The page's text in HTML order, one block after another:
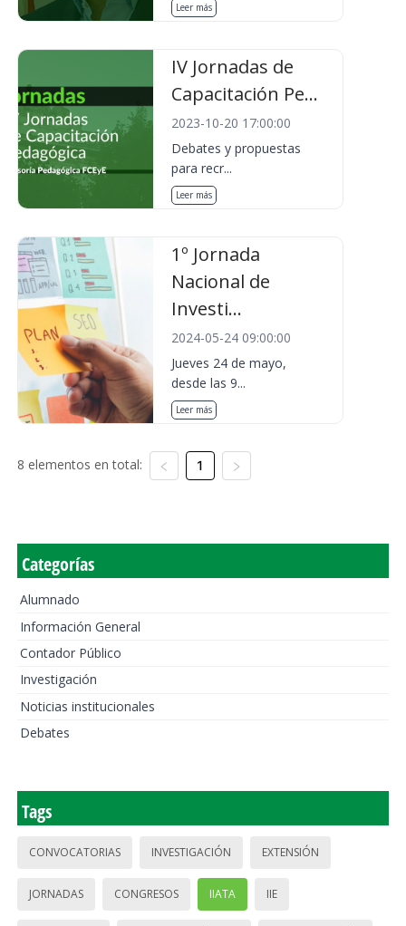
Leer más
IV Jornadas de
Capacitación Pe...
2023-10-20 17:00:00
Debates y propuestas
para recr...
Leer más
1º Jornada
Nacional de
Investi...
2024-05-24 09:00:00
Jueves 24 de mayo,
desde las 9...
Leer más
8 elementos en total: 1
Categorías
Alumnado
Información General
Contador Público
Investigación
Noticias institucionales
Debates
Tags
CONVOCATORIAS INVESTIGACIÓN EXTENSIÓN
JORNADAS CONGRESOS IIATA IIE